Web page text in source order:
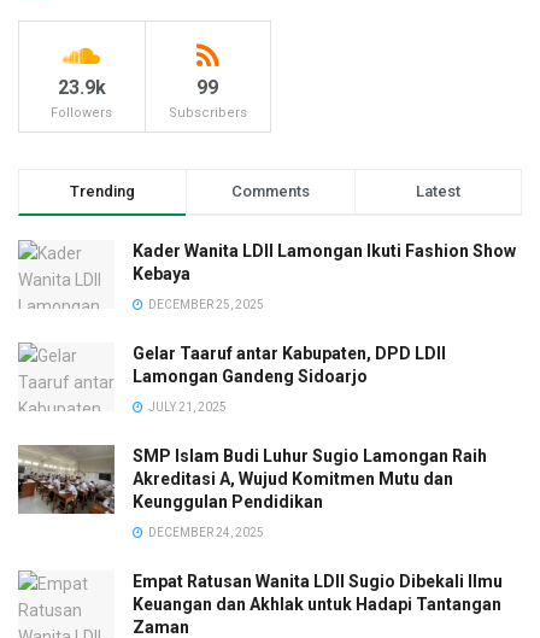
23.9k
Followers
99
Subscribers
Trending Comments Latest
Kader Wanita LDII Lamongan Ikuti Fashion Show
Kebaya
DECEMBER 25, 2025
Gelar Taaruf antar Kabupaten, DPD LDII
Lamongan Gandeng Sidoarjo
JULY 21, 2025
SMP Islam Budi Luhur Sugio Lamongan Raih
Akreditasi A, Wujud Komitmen Mutu dan
Keunggulan Pendidikan
DECEMBER 24, 2025
Empat Ratusan Wanita LDII Sugio Dibekali Ilmu
Keuangan dan Akhlak untuk Hadapi Tantangan
Zaman